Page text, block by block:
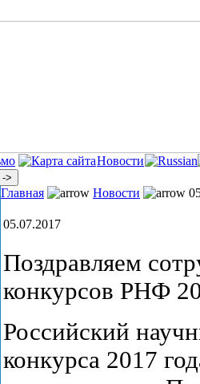
Новости
Главная Новости
05.07.2017
Поздравляем
конкурсов РНФ
Российский
конкурса 2017